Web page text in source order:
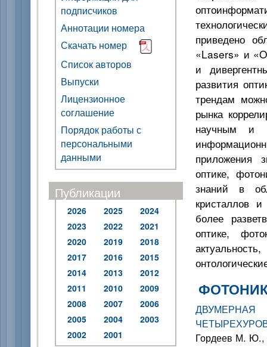
подписчиков
Аннотации номера
Скачать номер
Список авторов
Выпуски
Лицензионное
соглашение
Порядок работы с
персональными
данными
Публикации
2026 2025
2024
2023
2022
2021
2020
2019
2018
2017
2016
2015
2014
2013
2012
2011
2010
2009
2008
2007
2006
2005
2004
2003
2002
2001
приведено
«Lasers» и
и
развития
трендам
рынка
научным и
приложения
оптике,
знаний в
кристаллов
более
оптике,
Гордеев М. Ю.,